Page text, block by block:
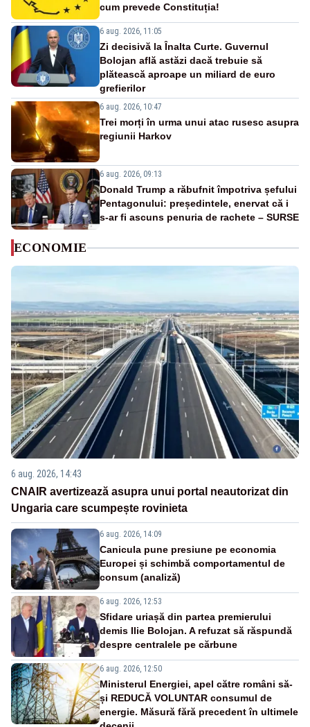
cum prevede Constituția!
6 aug. 2026, 11:05
Zi decisivă la Înalta Curte. Guvernul
Bolojan află astăzi dacă trebuie să
plătească aproape un miliard de euro
grefierilor
6 aug. 2026, 10:47
Trei morți în urma unui atac rusesc asupra
regiunii Harkov
6 aug. 2026, 09:13
Donald Trump a răbufnit împotriva șefului
Pentagonului: președintele, enervat că i
s-ar fi ascuns penuria de rachete – SURSE
ECONOMIE
6 aug. 2026, 14:43
CNAIR avertizează asupra unui portal neautorizat din
Ungaria care scumpește rovinieta
6 aug. 2026, 14:09
Canicula pune presiune pe economia
Europei și schimbă comportamentul de
consum (analiză)
6 aug. 2026, 12:53
Sfidare uriașă din partea premierului
demis Ilie Bolojan. A refuzat să răspundă
despre centralele pe cărbune
6 aug. 2026, 12:50
Ministerul Energiei, apel către români să-
și REDUCĂ VOLUNTAR consumul de
energie. Măsură fără precedent în ultimele